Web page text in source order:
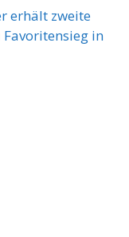
erhält zweite
Favoritensieg in